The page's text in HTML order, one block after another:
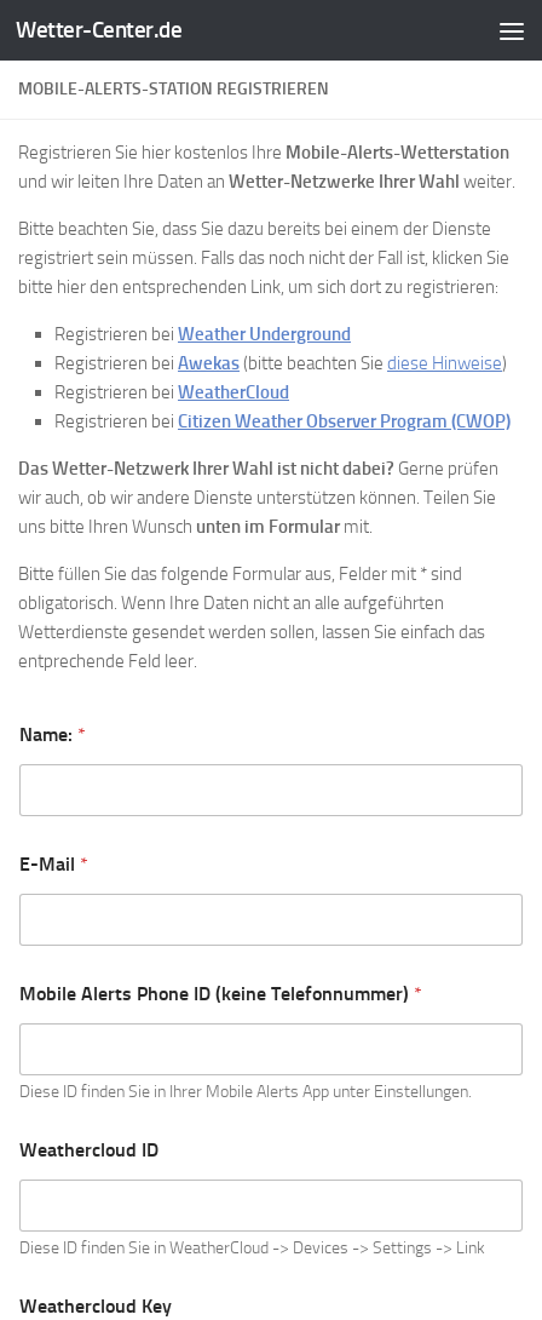
Zum Inhalt springen
Wetter-Center.de
MOBILE-ALERTS-STATION REGISTRIEREN
Registrieren Sie hier kostenlos Ihre Mobile-Alerts-Wetterstation
und wir leiten Ihre Daten an Wetter-Netzwerke Ihrer Wahl weiter.
Bitte beachten Sie, dass Sie dazu bereits bei einem der Dienste
registriert sein müssen. Falls das noch nicht der Fall ist, klicken Sie
bitte hier den entsprechenden Link, um sich dort zu registrieren:
Registrieren bei Weather Underground
Registrieren bei Awekas(bitte beachten Sie diese Hinweise)
Registrieren bei WeatherCloud
Registrieren bei Citizen Weather Observer Program (CWOP)
Das Wetter-Netzwerk Ihrer Wahl ist nicht dabei? Gerne prüfen
wir auch, ob wir andere Dienste unterstützen können. Teilen Sie
uns bitte Ihren Wunsch unten im Formularmit.
Bitte füllen Sie das folgende Formular aus, Felder mit * sind
obligatorisch. Wenn Ihre Daten nicht an alle aufgeführten
Wetterdienste gesendet werden sollen, lassen Sie einfach das
entprechende Feld leer.
e
a
h
r
c
l
u
I
Name: *
E-Mail *
Mobile Alerts Phone ID (keine Telefonnummer) *
Diese ID finden Sie in Ihrer Mobile Alerts App unter Einstellungen.
Weathercloud ID
Diese ID finden Sie in WeatherCloud -> Devices -> Settings -> Link
Weathercloud Key